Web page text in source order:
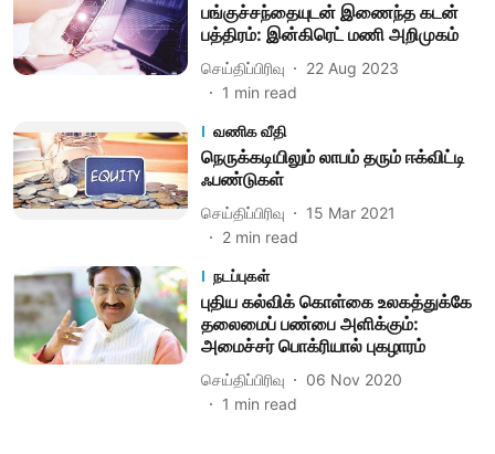
பங்குச்சந்தையுடன் இணைந்த கடன்
பத்திரம்: இன்கிரெட் மணி அறிமுகம்
செய்திப்பிரிவு
22 Aug 2023
1 min read
வணிக வீதி
நெருக்கடியிலும் லாபம் தரும் ஈக்விட்டி
ஃபண்டுகள்
செய்திப்பிரிவு
15 Mar 2021
2 min read
நடப்புகள்
புதிய கல்விக் கொள்கை உலகத்துக்கே
தலைமைப் பண்பை அளிக்கும்:
அமைச்சர் பொக்ரியால் புகழாரம்
செய்திப்பிரிவு
06 Nov 2020
1 min read